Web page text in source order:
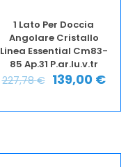
1 Lato Per Doccia
Angolare Cristallo
Linea Essential Cm83-
85 Ap.31 P.ar.lu.v.tr
227,78€ 139,00 €